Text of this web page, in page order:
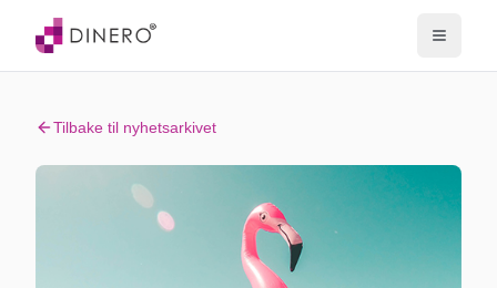
Tilbake til nyhetsarkivet